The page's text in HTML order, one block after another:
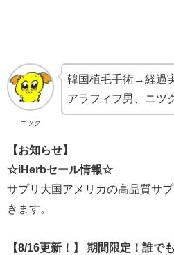
ニツク
韓国植毛手術→経過
アラフィフ男、ニツ
【お知らせ】
☆iHerbセール情報☆
サプリ大国アメリカの高品質サ
きます。
【8/16更新！】 期間限定！誰で